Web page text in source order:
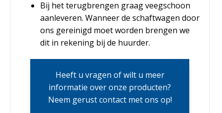
Bij het terugbrengen graag veegschoon
aanleveren. Wanneer de schaftwagen door
ons gereinigd moet worden brengen we
dit in rekening bij de huurder.
Heeft u vragen of wilt u meer
informatie over onze producten?
Neem gerust contact met ons op!